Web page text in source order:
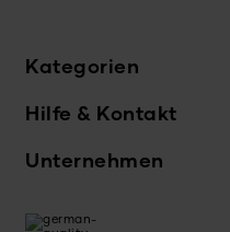
Kategorien
Hilfe & Kontakt
Unternehmen